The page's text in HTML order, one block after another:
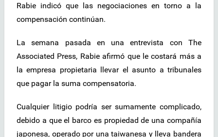
Rabie indicó que las negociaciones en torno a la
compensación continúan.
La semana pasada en una entrevista con The
Associated Press, Rabie afirmó que le costará más a
la empresa propietaria llevar el asunto a tribunales
que pagar la suma compensatoria.
Cualquier litigio podría ser sumamente complicado,
debido a que el barco es propiedad de una compañía
japonesa, operado por una taiwanesa y lleva bandera